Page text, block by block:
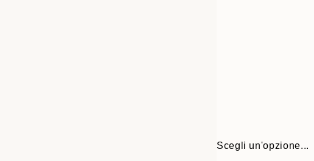
Scegli un'opzione...